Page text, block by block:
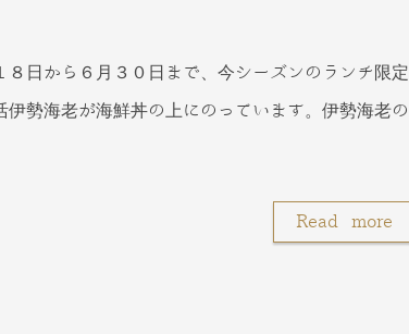
日から６月３０日まで、今シーズンのランチ限定
勢海老が海鮮丼の上にのっています。伊勢海老の
Read more